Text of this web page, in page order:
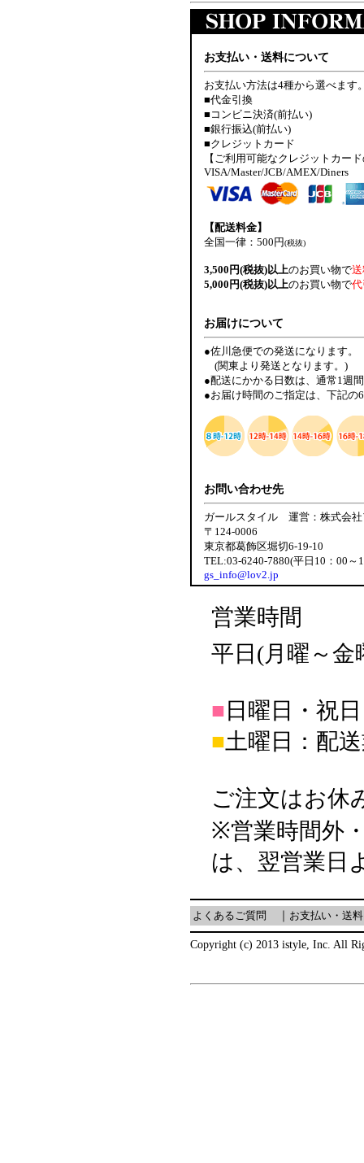
お支払い・送料について
お支払い方法は4種から選べます
■代金引換
■コンビニ決済(前払い)
■銀行振込(前払い)
■クレジットカード
【ご利用可能なクレジットカー
VISA/Master/JCB/AMEX/Diners
【配送料金】
全国一律：500円(税抜)
3,500円(税抜)以上のお買い物で
5,000円(税抜)以上のお買い物で
お届けについて
●佐川急便での発送になります。
(関東より発送となります。)
●配送にかかる日数は、通常1週
●お届け時間のご指定は、下記の
お問い合わせ先
ガールスタイル 運営：株式会社
〒124-0006
東京都葛飾区堀切6-19-10
TEL:03-6240-7880(平日10：00～
gs_info@lov2.jp
営業時間
平日(月曜～金
■ 日曜日・祝
■土曜日：配
ご注文はお休
※営業時間外
は、翌営業日
よくあるご質問 お支払い・送料
Copyright (c) 2013 istyle, Inc. All